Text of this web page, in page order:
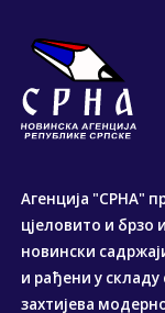
Агенција "СРНА"
цјеловито и брзо
новински
и рађени у
захтијева